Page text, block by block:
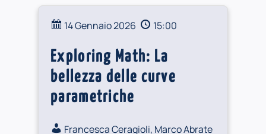
14 Gennaio 2026 15:00
Exploring Math: La
bellezza delle curve
parametriche
Francesca Ceragioli, Marco Abrate